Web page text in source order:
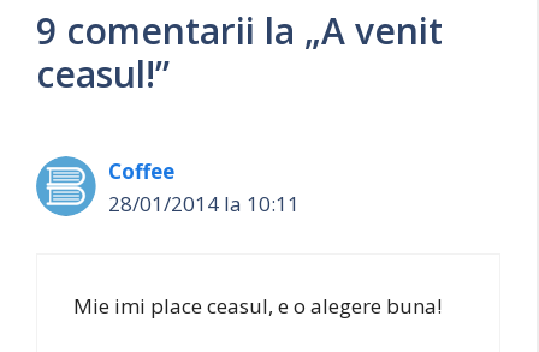
9 comentarii la „A venit
ceasul!”
Coffee
28/01/2014 la 10:11
Mie imi place ceasul, e o alegere buna!